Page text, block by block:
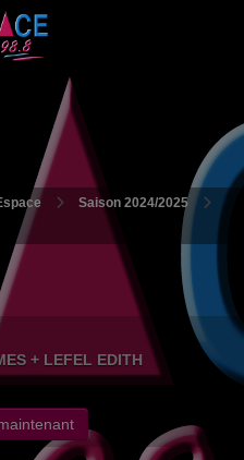
Saison 2024/2025
+ LEFEL EDITH